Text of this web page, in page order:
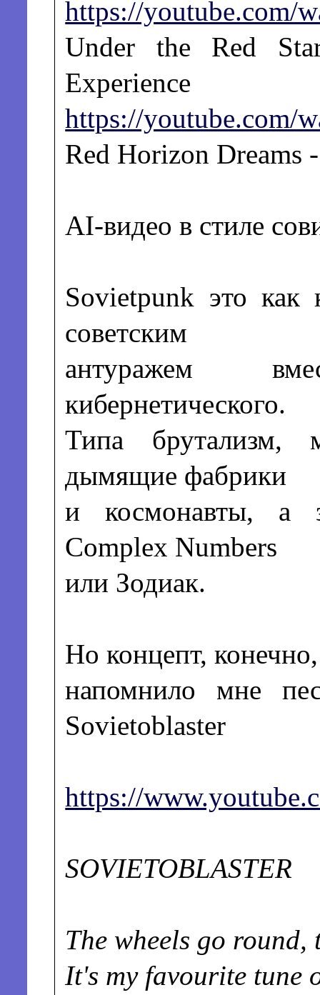
https://youtube.com/
Under the Red
Experience
https://youtube.com/
Red Horizon Dreams
AI-видео в стиле
Sovietpunk это как
советским
антуражем
кибернетического.
Типа брутализм,
дымящие фабрики
и космонавты, а
Complex Numbers
или Зодиак.
Но концепт,
напомнило мне
Sovietoblaster
https://
SOVIETOBLASTER
The wheels go round,
It's my favourite tune